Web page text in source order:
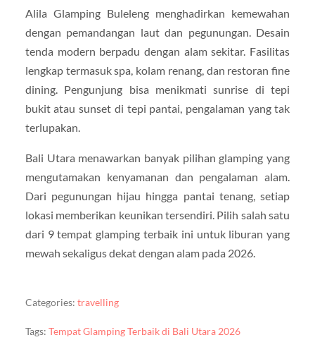
Alila Glamping Buleleng menghadirkan kemewahan
dengan pemandangan laut dan pegunungan. Desain
tenda modern berpadu dengan alam sekitar. Fasilitas
lengkap termasuk spa, kolam renang, dan restoran fine
dining. Pengunjung bisa menikmati sunrise di tepi
bukit atau sunset di tepi pantai, pengalaman yang tak
terlupakan.
Bali Utara menawarkan banyak pilihan glamping yang
mengutamakan kenyamanan dan pengalaman alam.
Dari pegunungan hijau hingga pantai tenang, setiap
lokasi memberikan keunikan tersendiri. Pilih salah satu
dari 9 tempat glamping terbaik ini untuk liburan yang
mewah sekaligus dekat dengan alam pada 2026.
Categories: travelling
Tags: Tempat Glamping Terbaik di Bali Utara 2026